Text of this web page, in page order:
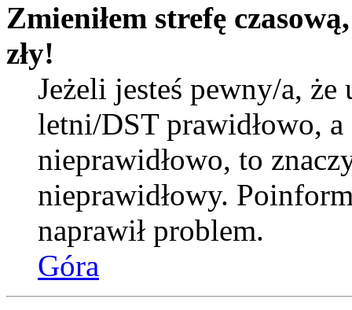
Zmieniłem strefę
zły!
Jeżeli jesteś pewny/a, że
letni/DST prawidłowo,
nieprawidłowo, to
nieprawidłowy.
naprawił problem.
Góra